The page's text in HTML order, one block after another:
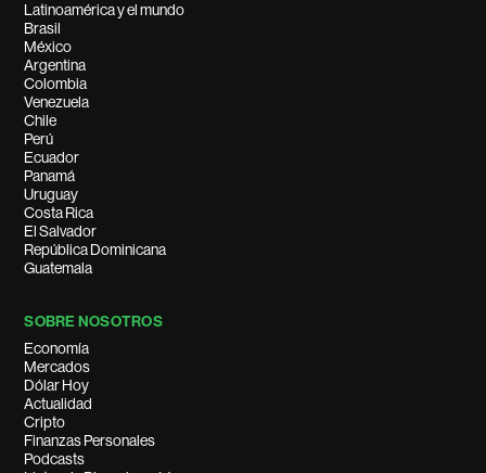
Latinoamérica y el mundo
Brasil
México
Argentina
Colombia
Venezuela
Chile
Perú
Ecuador
Panamá
Uruguay
Costa Rica
El Salvador
República Dominicana
Guatemala
SOBRE NOSOTROS
Economía
Mercados
Dólar Hoy
Actualidad
Cripto
Finanzas Personales
Podcasts